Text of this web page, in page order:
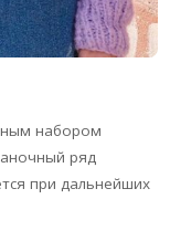
набором
ряд
при дальнейших